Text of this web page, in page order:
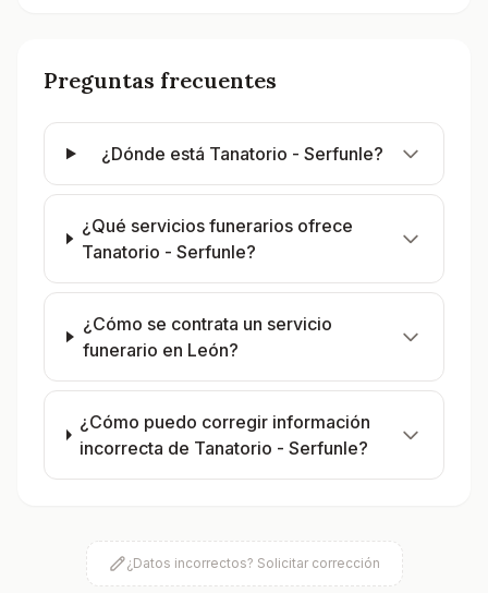
Preguntas frecuentes
¿Dónde está Tanatorio - Serfunle?
¿Qué servicios funerarios ofrece
Tanatorio - Serfunle?
¿Cómo se contrata un servicio
funerario en León?
¿Cómo puedo corregir información
incorrecta de Tanatorio - Serfunle?
¿Datos incorrectos? Solicitar corrección